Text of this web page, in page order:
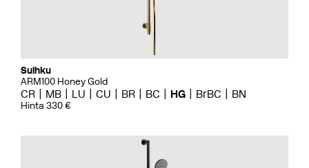
Suihku
ARM100 Honey Gold
CR MB LU CU BR BC HG BrBC BN
Hinta 330 €